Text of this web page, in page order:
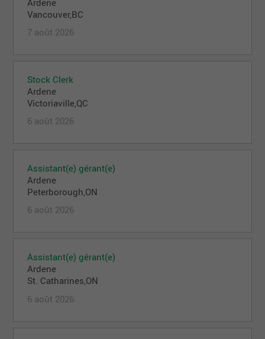
Ardene
Vancouver,BC
7 août 2026
Stock Clerk
Ardene
Victoriaville,QC
6 août 2026
Assistant(e) gérant(e)
Ardene
Peterborough,ON
6 août 2026
Assistant(e) gérant(e)
Ardene
St. Catharines,ON
6 août 2026